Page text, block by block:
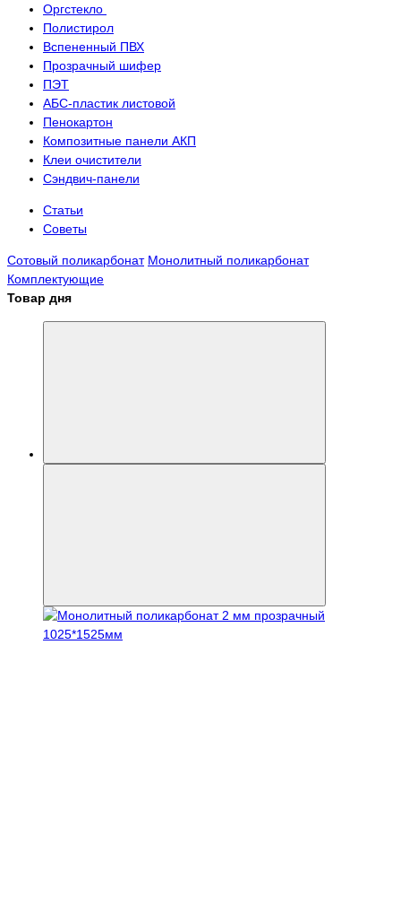
Оргстекло
Полистирол
Вспененный ПВХ
Прозрачный шифер
ПЭТ
АБС-пластик листовой
Пенокартон
Композитные панели АКП
Клеи очистители
Сэндвич-панели
Статьи
Советы
Сотовый поликарбонат Монолитный поликарбонат
Комплектующие
Товар дня